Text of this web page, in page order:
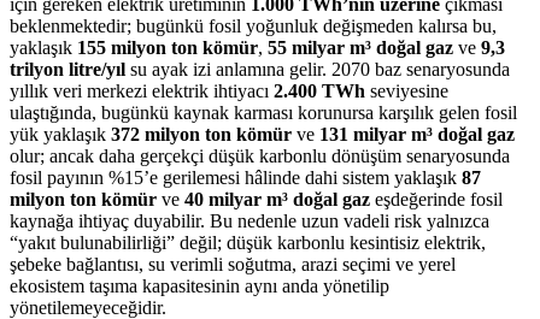
beklenmektedir; bugünkü fosil yoğunluk değişmeden kalırsa bu,
yaklaşık 155 milyon ton kömür, 55 milyar m³ doğal gaz ve 9,3
trilyon litre/yıl su ayak izi anlamına gelir. 2070 baz senaryosunda
yıllık veri merkezi elektrik ihtiyacı 2.400 TWh seviyesine
ulaştığında, bugünkü kaynak karması korunursa karşılık gelen fosil
yük yaklaşık 372 milyon ton kömür ve 131 milyar m³ doğal gaz
olur; ancak daha gerçekçi düşük karbonlu dönüşüm senaryosunda
fosil payının %15’e gerilemesi hâlinde dahi sistem yaklaşık 87
milyon ton kömür ve 40 milyar m³ doğal gaz eşdeğerinde fosil
kaynağa ihtiyaç duyabilir. Bu nedenle uzun vadeli risk yalnızca
“yakıt bulunabilirliği” değil; düşük karbonlu kesintisiz elektrik,
şebeke bağlantısı, su verimli soğutma, arazi seçimi ve yerel
ekosistem taşıma kapasitesinin aynı anda yönetilip
yönetilemeyeceğidir.